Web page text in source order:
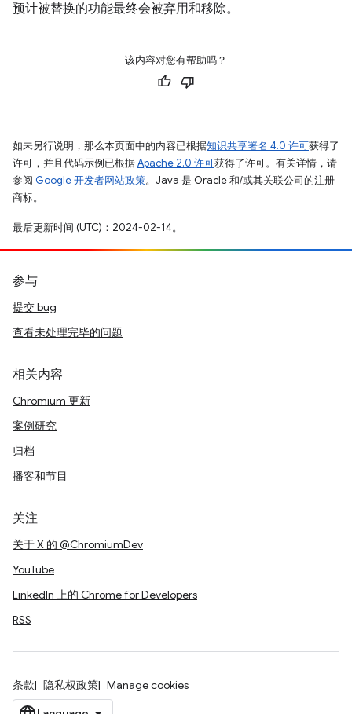
预计被替换的功能最终会被弃用和移除。
该内容对您有帮助吗？
如未另行说明，那么本页面中的内容已根据知识共享署名 4.0 许可获得了
许可，并且代码示例已根据Apache 2.0 许可获得了许可。有关详情，请
参阅 Google 开发者网站政策。Java 是 Oracle 和/或其关联公司的注册
商标。
最后更新时间 (UTC)：2024-02-14。
参与
提交 bug
查看未处理完毕的问题
相关内容
Chromium 更新
案例研究
归档
播客和节目
关注
关于 X 的 @ChromiumDev
YouTube
LinkedIn 上的 Chrome for Developers
RSS
条款 隐私权政策 Manage cookies